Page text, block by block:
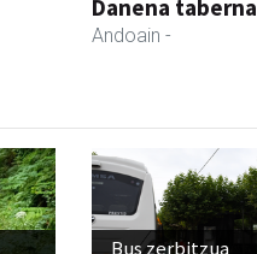
Danena taberna
Andoain -
Bus zerbitzua